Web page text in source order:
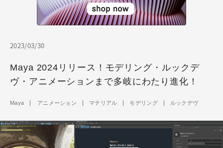
2023/03/30
Maya 2024リリース！モデリング・ルックデ
ヴ・アニメーションまで多岐にわたり進化！
Maya アニメーション マテリアル モデリング ルックデヴ